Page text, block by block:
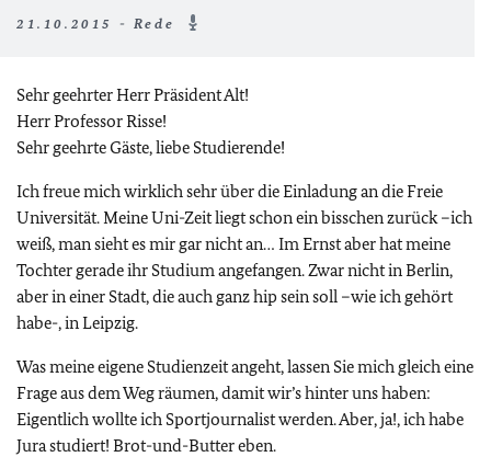
21.10.2015 - Rede
Sehr geehrter Herr Präsident Alt!
Herr Professor Risse!
Sehr geehrte Gäste, liebe Studierende!
Ich freue mich wirklich sehr über die Einladung an die Freie
Universität. Meine Uni-Zeit liegt schon ein bisschen zurück –ich
weiß, man sieht es mir gar nicht an… Im Ernst aber hat meine
Tochter gerade ihr Studium angefangen. Zwar nicht in Berlin,
aber in einer Stadt, die auch ganz hip sein soll –wie ich gehört
habe-, in Leipzig.
Was meine eigene Studienzeit angeht, lassen Sie mich gleich eine
Frage aus dem Weg räumen, damit wir’s hinter uns haben:
Eigentlich wollte ich Sportjournalist werden. Aber, ja!, ich habe
Jura studiert! Brot-und-Butter eben.